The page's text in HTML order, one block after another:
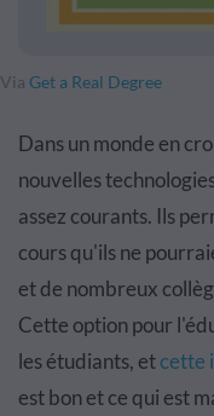
Via Get a Real Degree
Dans un monde en
nouvelles
assez courants. Ils
cours qu'ils ne
et de nombreux
Cette option pour
les étudiants, etcette
est bon et ce qui est